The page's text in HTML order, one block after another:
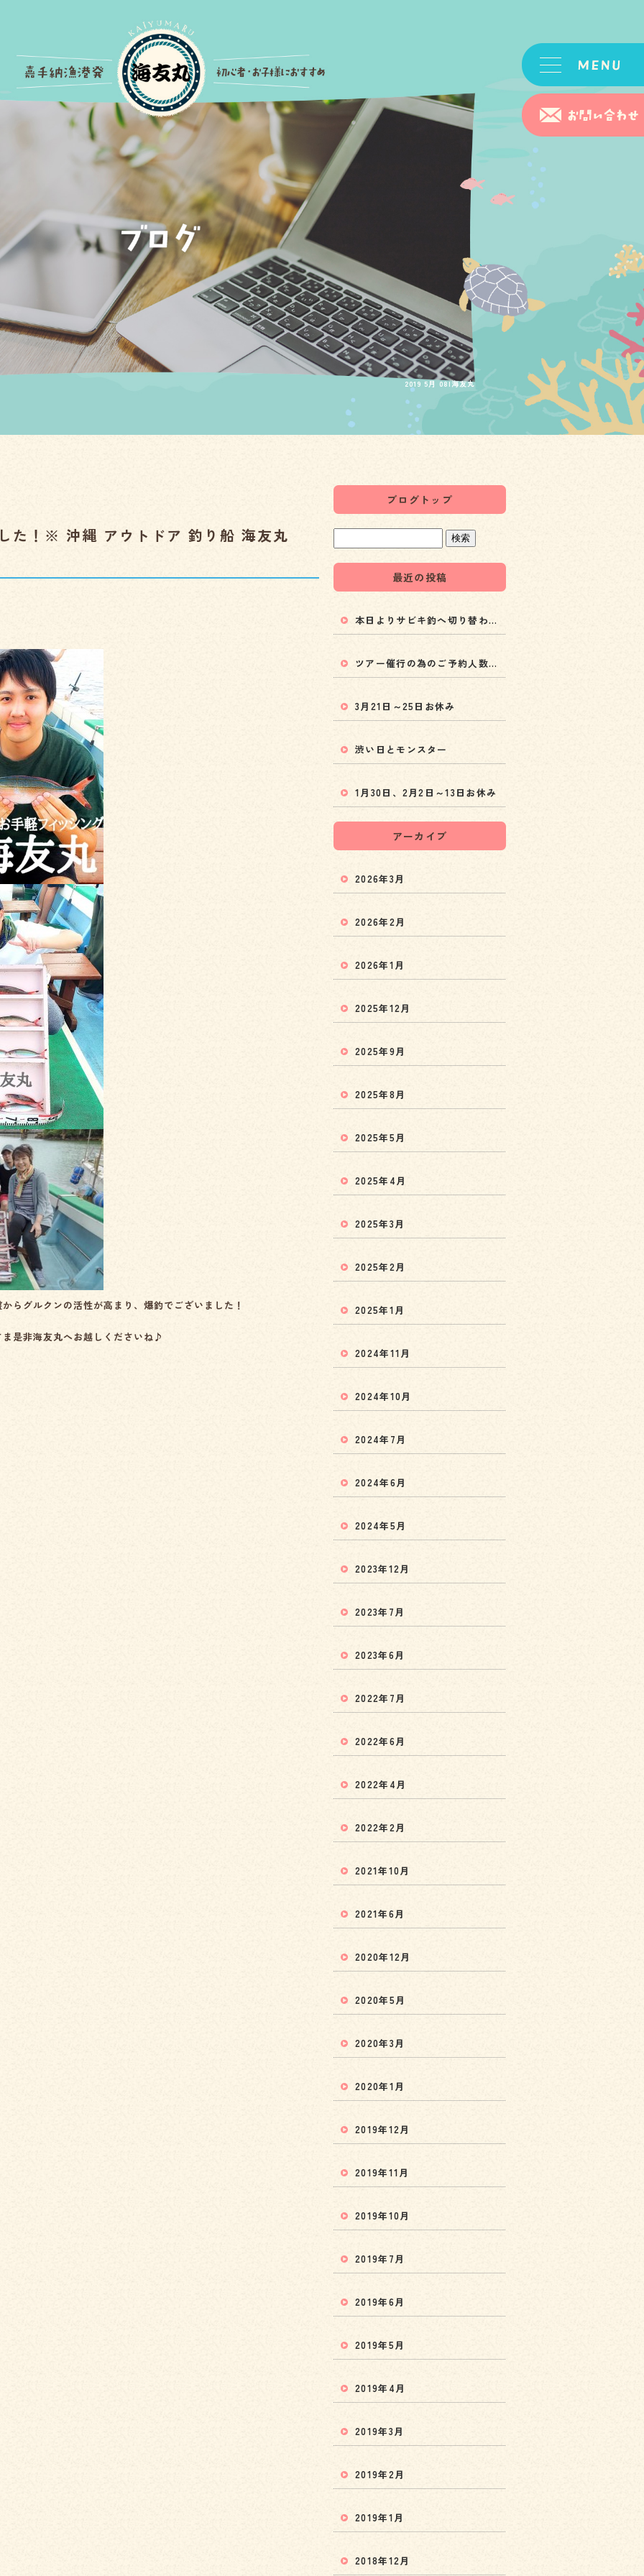
2019 5月 08|海友丸
た！※ 沖縄 アウトドア 釣り船 海友丸
らグルクンの活性が高まり、爆釣でございました！
是非海友丸へお越しくださいね♪
ブログトップ
最近の投稿
本日よりサビキ釣へ切り替わります！
ツアー催行の為のご予約人数変更と5月以降の料金値上げのお知らせ
3月21日～25日お休み
渋い日とモンスター
1月30日、2月2日～13日お休み
アーカイブ
2026年3月
2026年2月
2026年1月
2025年12月
2025年9月
2025年8月
2025年5月
2025年4月
2025年3月
2025年2月
2025年1月
2024年11月
2024年10月
2024年7月
2024年6月
2024年5月
2023年12月
2023年7月
2023年6月
2022年7月
2022年6月
2022年4月
2022年2月
2021年10月
2021年6月
2020年12月
2020年5月
2020年3月
2020年1月
2019年12月
2019年11月
2019年10月
2019年7月
2019年6月
2019年5月
2019年4月
2019年3月
2019年2月
2019年1月
2018年12月